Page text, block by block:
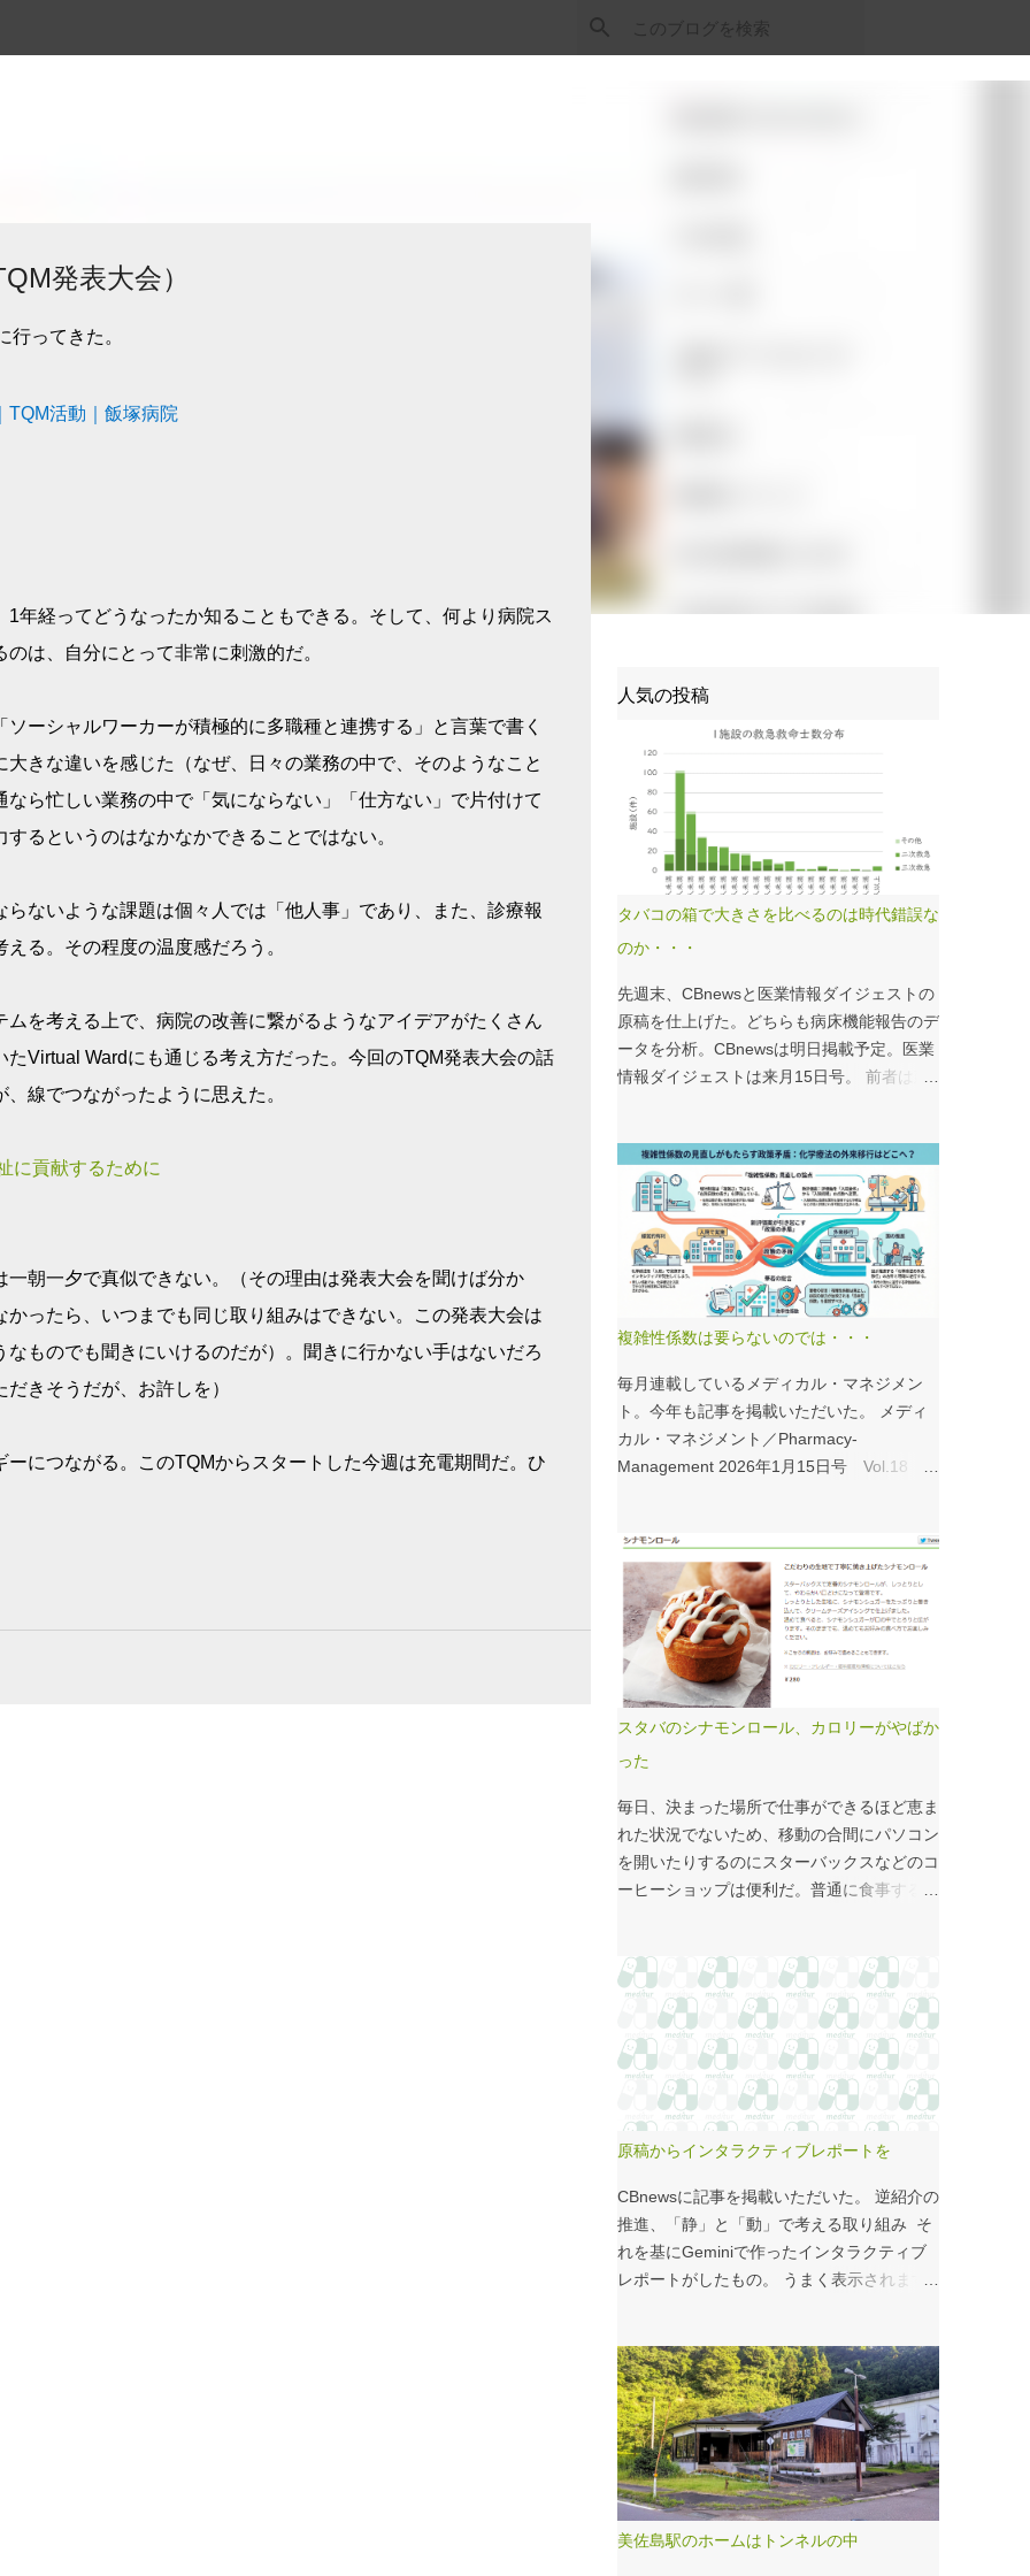
発表大会）
ってきた。
TQM活動｜飯塚病院
年経ってどうなったか知ることもできる。そして、何より病院ス
は、自分にとって非常に刺激的だ。
ーシャルワーカーが積極的に多職種と連携する」と言葉で書く
きな違いを感じた（なぜ、日々の業務の中で、そのようなこと
ら忙しい業務の中で「気にならない」「仕方ない」で片付けて
るというのはなかなかできることではない。
ないような課題は個々人では「他人事」であり、また、診療報
る。その程度の温度感だろう。
を考える上で、病院の改善に繋がるようなアイデアがたくさん
Virtual Wardにも通じる考え方だった。今回のTQM発表大会の話
線でつながったように思えた。
に貢献するために
朝一夕で真似できない。（その理由は発表大会を聞けば分か
ったら、いつまでも同じ取り組みはできない。この発表大会は
ものでも聞きにいけるのだが）。聞きに行かない手はないだろ
きそうだが、お許しを）
につながる。このTQMからスタートした今週は充電期間だ。ひ
人気の投稿
タバコの箱で大きさを比べるのは時代錯誤な
のか・・・
先週末、CBnewsと医業情報ダイジェストの
原稿を仕上げた。どちらも病床機能報告のデ
ータを分析。CBnewsは明日掲載予定。医業
情報ダイジェストは来月15日号。 前者は建
さんも病床機能報告をチェックすることをお
すすめしたい。 具体的にどうみたらいい
の？ なぜおすすめなの？という疑問には、
医業情報ダイジェストの記事をお読みくださ
い！なのだが、分析結果の一例は下のグラ
フ。 病床機能報告（2023年度報告）を基に
勤換算）の合計。人数が0人の施設は集計に
含まない この施設は何人いるんだろう？、
あの施設は何人だろう？と見てみるだけでも
十分興味深いが、上のグラフのような情報が
頭に入っていると、比較整理しやすいと思
国府の国司館（こくしのたち）を復元したも
のだ。写真だけでは、大きさが分かりづらい
はずだ。 今月訪れた武蔵国府跡 実際には10
分の1サイズの模型なので、それほど大きく
ない。人が一緒に写っている新聞記事（
（まちの記憶）武蔵国府跡 東京都府中市：
朝日新聞デジタル ）を見れば、大きさがわ
かりやすい。 救急救命士も同じで、うちは2
人いる、3人いるといったところで、それが
見ても情報は十分でないかもしれない。しか
し、ヒストグラムなどをあわせて見れば、相
対的なポジションが分かりやすい。朝日新聞
でタバコの箱を横に並べるのって、最近見か
けないなぁ・・・。このご時世、タバコは
NGなのか？？
複雑性係数は要らないのでは・・・
毎月連載しているメディカル・マネジメン
ト。今年も記事を掲載いただいた。 メディ
カル・マネジメント／Pharmacy-
Management 2026年1月15日号 Vol.18
価係数IIの現行の複雑性係数は「複雑さ」を
評価していない -「入院初期までの包括範囲
出来高点数」が高いのは化学療法 複雑性係
数は微妙だ・・・と言い続けて10数年、よ
うやく見直されるようだ。ただ、その見直し
内容も微妙では？？？というのが記事の主
頃、各方面から「話が長い」と言われている
ので、自分が話すよりAIが話した方がよいと
言われるのは時間の問題だろう。
スタバのシナモンロール、カロリーがやばか
った
毎日、決まった場所で仕事ができるほど恵ま
れた状況でないため、移動の合間にパソコン
を開いたりするのにスターバックスなどのコ
ーヒーショップは便利だ。普通に食事する時
ら、コーヒーを飲むこともある。 このシナ
モンロール。とても甘くてコーヒーにはぴっ
たりなのだが、いつもカロリーが気になって
いた。お腹の肉がだいぶたるんできたのは、
こいつのせいもあるのではないかと。 シナ
モンロール 556kcal 出所：
en-food.pdf 調べてビビった。これはまず
い。下手な食事以上のカロリーだ。 この
556kcalがどのくらいヤバイのか、スターバ
ックス以上に良く行くマクドナルドで考えて
みる。（ちなみにマクドナルドは食事目的で
じもの（530kcal～580kcal）を次のマクドナ
ルド商品から２つ選んでください ハンバー
ガー ビッグマック ダブルクォーターパウン
ダー・チーズ フィレオフィッシュ てりやき
マックバーガー マックフライポテト（S) マ
ックフライポテト（M) マックフライポテト
（L) 正解は続きで。
原稿からインタラクティブレポートを
CBnewsに記事を掲載いただいた。 逆紹介の
推進、「静」と「動」で考える取り組み そ
れを基にGeminiで作ったインタラクティブ
レポートがしたもの。 うまく表示されます
読みください！というどうしようもない結論
に。 逆紹介の推進：インタラクティブレポ
ート 逆紹介の推進レポート 課題 取り組みの
比較 患者の視点 解決策 なぜ「逆紹介」が重
要なのか？ 医師の働き方改革が進む中、大
病院の外来負担軽減は喫緊の課題です。その
美佐島駅のホームはトンネルの中